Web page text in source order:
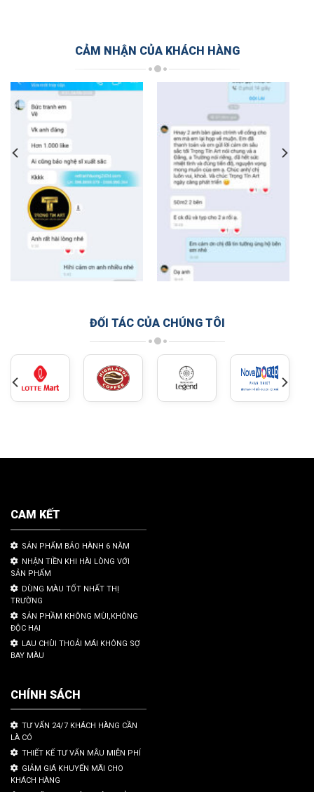
CẢM NHẬN CỦA KHÁCH HÀNG
ĐỐI TÁC CỦA CHÚNG TÔI
CAM KẾT
SẢN PHẨM BẢO HÀNH 6 NĂM
NHẬN TIỀN KHI HÀI LÒNG VỚI
SẢN PHẨM
DÙNG MÀU TỐT NHẤT THỊ
TRƯỜNG
SẢN PHẦM KHÔNG MÙI,KHÔNG
ĐỘC HẠI
LAU CHÙI THOẢI MÁI KHÔNG SỢ
BAY MÀU
CHÍNH SÁCH
TƯ VẤN 24/7 KHÁCH HÀNG CẦN
LÀ CÓ
THIẾT KẾ TƯ VẤN MẪU MIỄN PHÍ
GIẢM GIÁ KHUYẾN MÃI CHO
KHÁCH HÀNG